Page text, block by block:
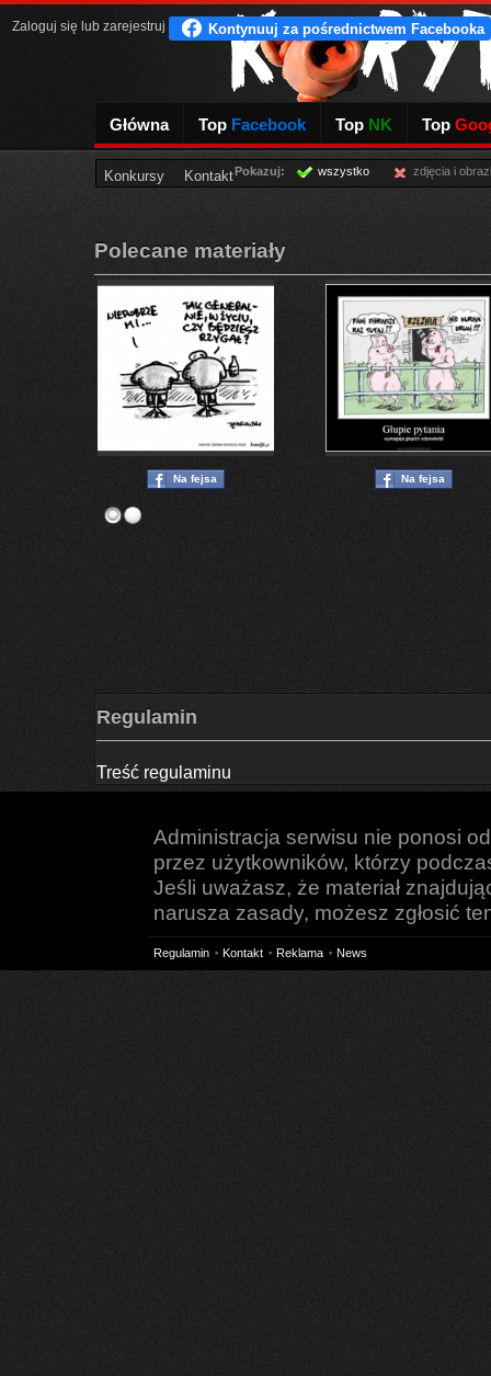
Główna Top Facebook Top NK Top
Konkursy Kontakt
Zaloguj się lub zarejestruj
Pokazuj: wszystko zdjęcia i
Polecane materiały
Na fejsa Na fejsa
Regulamin
Treść regulaminu
Administracja serwisu nie ponosi
przez użytkowników, którzy
Jeśli uważasz, że materiał
narusza zasady, możesz zgłosić
Regulamin Kontakt Reklama News